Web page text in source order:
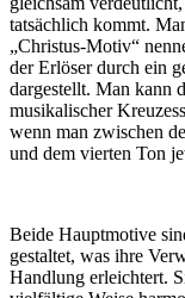
tatsächlich kommt.
„Christus-Motiv“
der Erlöser durch ein
dargestellt. Man kann
musikalischer
wenn man zwischen
und dem vierten Ton
Beide Hauptmotive
gestaltet, was ihre
Handlung erleichtert.